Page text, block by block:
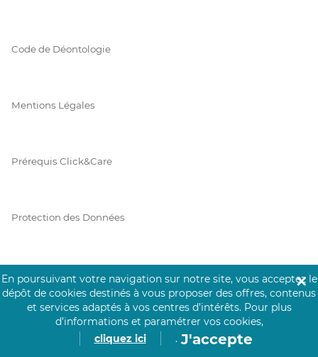
Code de Déontologie
Mentions Légales
Prérequis Click&Care
Protection des Données
Vie Privée
PAIEMENT SÉCURISÉ
En poursuivant votre navigation sur notre site, vous acceptez le
dépôt de cookies destinés à vous proposer des offres, contenus
et services adaptés à vos centres d’intérêts. Pour plus
d’informations et paramétrer vos cookies,
cliquez ici
. J'accepte
✕